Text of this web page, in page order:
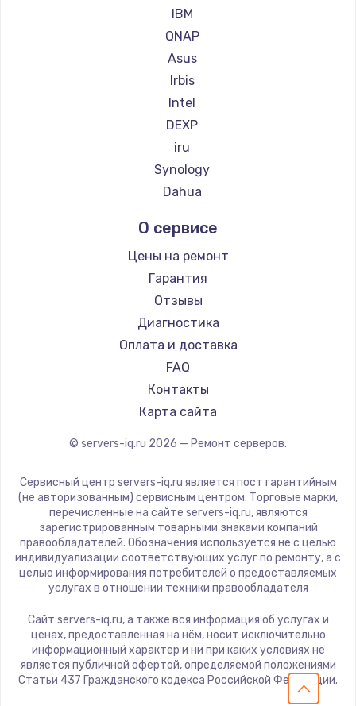
IBM
QNAP
Asus
Irbis
Intel
DEXP
iru
Synology
Dahua
О сервисе
Цены на ремонт
Гарантия
Отзывы
Диагностика
Оплата и доставка
FAQ
Контакты
Карта сайта
© servers-iq.ru 2026 — Ремонт серверов.
Сервисный центр servers-iq.ru является пост гарантийным
(не авторизованным) сервисным центром. Торговые марки,
перечисленные на сайте servers-iq.ru, являются
зарегистрированным товарными знаками компаний
правообладателей. Обозначения используется не с целью
индивидуализации соответствующих услуг по ремонту, а с
целью информирования потребителей о предоставляемых
услугах в отношении техники правообладателя
Сайт servers-iq.ru, а также вся информация об услугах и
ценах, предоставленная на нём, носит исключительно
информационный характер и ни при каких условиях не
является публичной офертой, определяемой положениями
Статьи 437 Гражданского кодекса Российской Федерации.